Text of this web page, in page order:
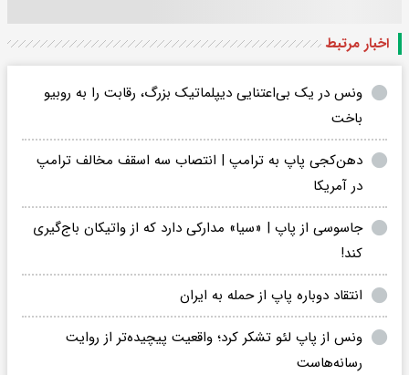
اخبار مرتبط
ونس در یک بی‌اعتنایی دیپلماتیک بزرگ، رقابت را به روبیو
باخت
دهن‌کجی پاپ به ترامپ | انتصاب سه اسقف مخالف ترامپ
در آمریکا
جاسوسی از پاپ | «سیا» مدارکی دارد که از واتیکان باج‌گیری
کند!
انتقاد دوباره پاپ از حمله به ایران
ونس از پاپ لئو تشکر کرد؛ واقعیت پیچیده‌تر از روایت
رسانه‌هاست